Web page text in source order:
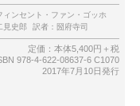
ィンセント・ファン・ゴッホ
見史郎 訳者： 圀府寺司
定価：本体5,400円＋税
978-4-622-08637-6 C1070
2017年7月10日発行